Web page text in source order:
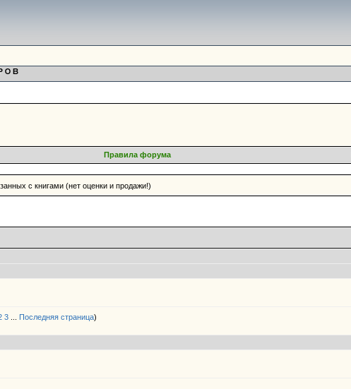
Правила форума
с книгами (нет оценки и продажи!)
3 Последняя страница)